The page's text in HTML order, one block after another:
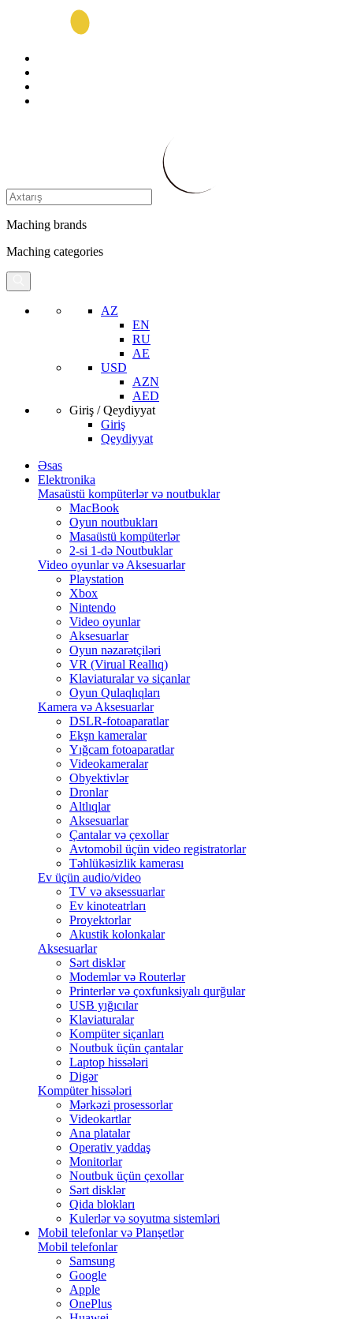
Maching brands
Maching categories
AZ
EN
RU
AE
USD
AZN
AED
Giriş / Qeydiyyat
Giriş
Qeydiyyat
Əsas
Elektronika
Masaüstü kompüterlər və noutbuklar
MacBook
Oyun noutbukları
Masaüstü kompüterlər
2-si 1-də Noutbuklar
Video oyunlar və Aksesuarlar
Playstation
Xbox
Nintendo
Video oyunlar
Aksesuarlar
Oyun nəzarətçiləri
VR (Virual Reallıq)
Klaviaturalar və siçanlar
Oyun Qulaqlıqları
Kamera və Aksesuarlar
DSLR-fotoaparatlar
Ekşn kameralar
Yığcam fotoaparatlar
Videokameralar
Obyektivlər
Dronlar
Altlıqlar
Aksesuarlar
Çantalar və çexollar
Avtomobil üçün video registratorlar
Təhlükəsizlik kamerası
Ev üçün audio/video
TV və aksessuarlar
Ev kinoteatrları
Proyektorlar
Akustik kolonkalar
Aksesuarlar
Sərt disklər
Modemlər və Routerlər
Printerlər və çoxfunksiyalı qurğular
USB yığıcılar
Klaviaturalar
Kompüter siçanları
Noutbuk üçün çantalar
Laptop hissələri
Digər
Kompüter hissələri
Mərkəzi prosessorlar
Videokartlar
Ana platalar
Operativ yaddaş
Monitorlar
Noutbuk üçün çexollar
Sərt disklər
Qida blokları
Kulerlər və soyutma sistemləri
Mobil telefonlar və Planşetlər
Mobil telefonlar
Samsung
Google
Apple
OnePlus